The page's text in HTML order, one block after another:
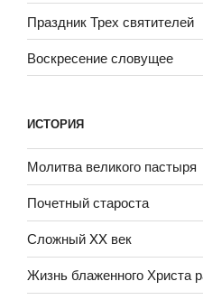
Праздник Трех святителей
Воскресение словущее
ИСТОРИЯ
Молитва великого пастыря
Почетный староста
Сложный XX век
Жизнь блаженного Христа